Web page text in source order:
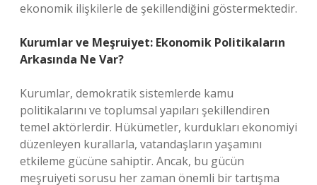
ekonomik ilişkilerle de şekillendiğini göstermektedir.
Kurumlar ve Meşruiyet: Ekonomik Politikaların
Arkasında Ne Var?
Kurumlar, demokratik sistemlerde kamu
politikalarını ve toplumsal yapıları şekillendiren
temel aktörlerdir. Hükümetler, kurdukları ekonomiyi
düzenleyen kurallarla, vatandaşların yaşamını
etkileme gücüne sahiptir. Ancak, bu gücün
meşruiyeti sorusu her zaman önemli bir tartışma